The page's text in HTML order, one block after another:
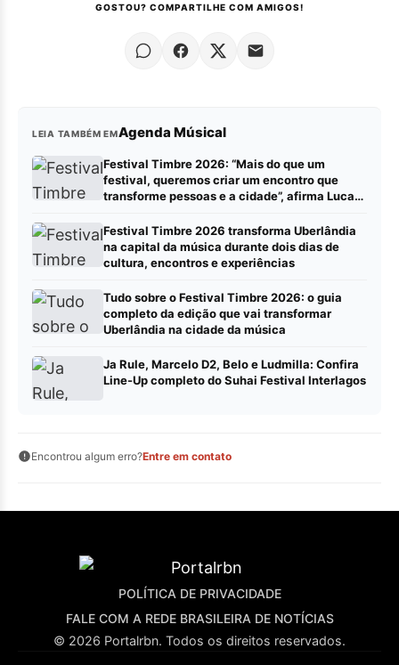
GOSTOU? COMPARTILHE COM AMIGOS!
LEIA TAMBÉM EMAgenda Músical
Festival Timbre 2026: “Mais do que um
festival, queremos criar um encontro que
transforme pessoas e a cidade”, afirma Lucas
Festival Timbre 2026 transforma Uberlândia
na capital da música durante dois dias de
cultura, encontros e experiências
Tudo sobre o Festival Timbre 2026: o guia
completo da edição que vai transformar
Uberlândia na cidade da música
Ja Rule, Marcelo D2, Belo e Ludmilla: Confira
Line-Up completo do Suhai Festival Interlagos
Encontrou algum erro?Entre em contato
POLÍTICA DE PRIVACIDADE
FALE COM A REDE BRASILEIRA DE NOTÍCIAS
© 2026 Portalrbn. Todos os direitos reservados.